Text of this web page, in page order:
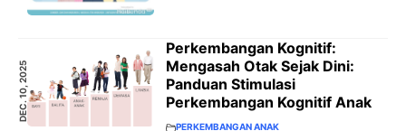
DEC. 10, 2025
Perkembangan Kognitif:
Mengasah Otak Sejak Dini:
Panduan Stimulasi
Perkembangan Kognitif Anak
PERKEMBANGAN ANAK